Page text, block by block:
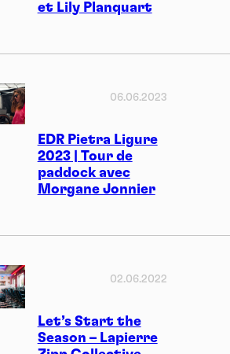
Podcasts
et Lily Planquart
EDR Pietra Ligure
2023 | Tour de
paddock avec
Morgane Jonnier
06.06.2023
Let’s Start the
Season – Lapierre
02.06.2022